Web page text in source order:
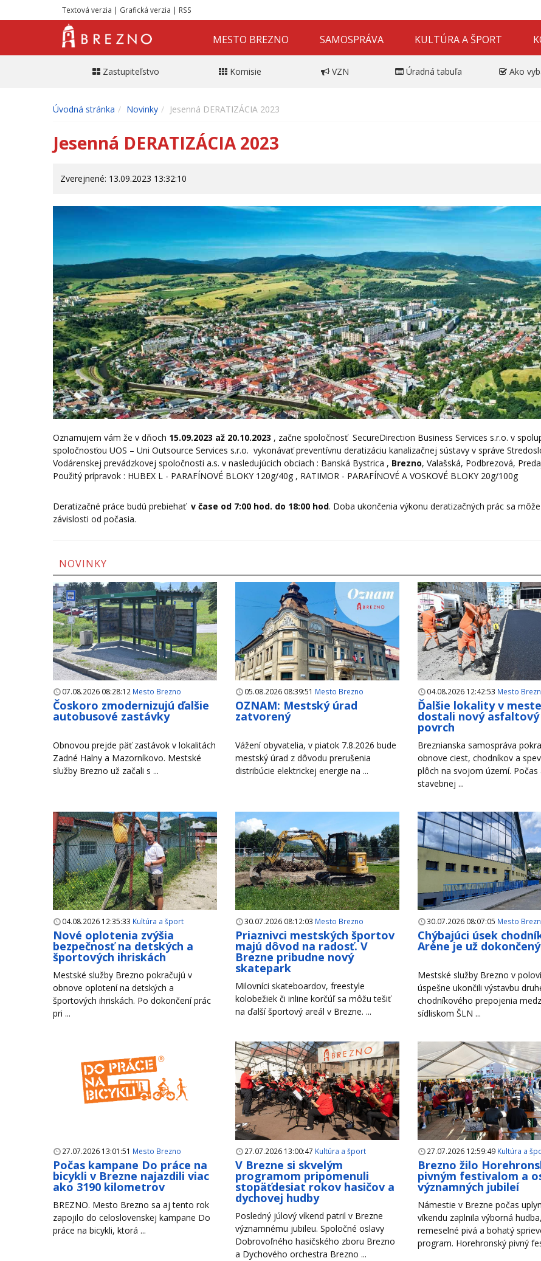
Textová verzia | Grafická verzia | RSS
MESTO BREZNO SAMOSPRÁVA KULTÚRA A ŠPORT
Zastupiteľstvo Komisie VZN Úradná tabuľa Ako
Úvodná stránka Novinky Jesenná DERATIZÁCIA 2023
Jesenná DERATIZÁCIA 2023
Zverejnené: 13.09.2023 13:32:10
Oznamujem vám že v dňoch 15.09.2023 až 20.10.2023 , začne spoločnosť SecureDirection Business Services s.r.o. v
spoločnosťou UOS – Uni Outsource Services s.r.o. vykonávať preventívnu deratizáciu kanalizačnej sústavy v správe
Vodárenskej prevádzkovej spoločnosti a.s. v nasledujúcich obciach : Banská Bystrica , Brezno, Valašská, Podbrezová,
Použitý prípravok : HUBEX L - PARAFÍNOVÉ BLOKY 120g/40g , RATIMOR - PARAFÍNOVÉ A VOSKOVÉ BLOKY 20g/100g
Deratizačné práce budú prebiehať v čase od 7:00 hod. do 18:00 hod. Doba ukončenia výkonu deratizačných prác sa
závislosti od počasia.
NOVINKY
07.08.2026 08:28:12 Mesto Brezno
Čoskoro zmodernizujú ďalšie
autobusové zastávky
Obnovou prejde päť zastávok v lokalitách
Zadné Halny a Mazorníkovo. Mestské
služby Brezno už začali s ...
05.08.2026 08:39:51 Mesto Brezno
OZNAM: Mestský úrad
zatvorený
Vážení obyvatelia, v piatok 7.8.2026 bude
mestský úrad z dôvodu prerušenia
distribúcie elektrickej energie na ...
04.08.2026 12:42:53 Mesto
Ďalšie lokality v
dostali nový asfaltový
povrch
Breznianska samospráva
obnove ciest, chodníkov a
plôch na svojom území. Počas
stavebnej ...
04.08.2026 12:35:33 Kultúra a šport
Nové oplotenia zvýšia
bezpečnosť na detských a
športových ihriskách
Mestské služby Brezno pokračujú v
obnove oplotení na detských a
športových ihriskách. Po dokončení prác
pri ...
30.07.2026 08:12:03 Mesto Brezno
Priaznivci mestských športov
majú dôvod na radosť. V
Brezne pribudne nový
skatepark
Milovníci skateboardov, freestyle
kolobežiek či inline korčúľ sa môžu tešiť
na ďalší športový areál v Brezne. ...
30.07.2026 08:07:05 Mesto
Chýbajúci úsek
Aréne je už dokončený
Mestské služby Brezno v
úspešne ukončili výstavbu
chodníkového prepojenia
sídliskom ŠLN ...
27.07.2026 13:01:51 Mesto Brezno
Počas kampane Do práce na
bicykli v Brezne najazdili viac
ako 3190 kilometrov
BREZNO. Mesto Brezno sa aj tento rok
zapojilo do celoslovenskej kampane Do
práce na bicykli, ktorá ...
27.07.2026 13:00:47 Kultúra a šport
V Brezne si skvelým
programom pripomenuli
stopäťdesiat rokov hasičov a
dychovej hudby
Posledný júlový víkend patril v Brezne
významnému jubileu. Spoločné oslavy
Dobrovoľného hasičského zboru Brezno
a Dychového orchestra Brezno ...
27.07.2026 12:59:49 Kultúra a
Brezno žilo
pivným festivalom a
významných jubileí
Námestie v Brezne počas
víkendu zaplnila výborná hudba,
remeselné pivá a bohatý
program. Horehronský pivný